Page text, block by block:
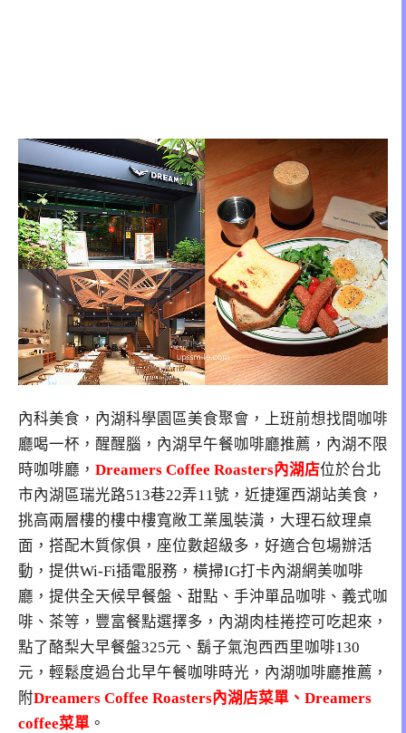
內科美食，內湖科學園區美食聚會，上班前想找間咖啡
廳喝一杯，醒醒腦，內湖早午餐咖啡廳推薦，內湖不限
時咖啡廳， Dreamers Coffee Roasters內湖店位於台北
市內湖區瑞光路513巷22弄11號，近捷運西湖站美食，
挑高兩層樓的樓中樓寬敞工業風裝潢，大理石紋理桌
面，搭配木質傢俱，座位數超級多，好適合包場辦活
動，提供Wi-Fi插電服務，橫掃IG打卡內湖網美咖啡
廳，提供全天候早餐盤、甜點、手沖單品咖啡、義式咖
啡、茶等，豐富餐點選擇多，內湖肉桂捲控可吃起來，
點了酪梨大早餐盤325元、鬍子氣泡西西里咖啡130
元，輕鬆度過台北早午餐咖啡時光，內湖咖啡廳推薦，
附Dreamers Coffee Roasters內湖店菜單、Dreamers
coffee菜單 。